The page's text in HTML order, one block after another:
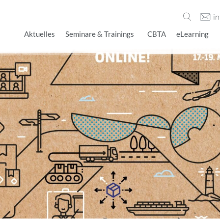
Aktuelles Seminare & Trainings CBTA eLearning